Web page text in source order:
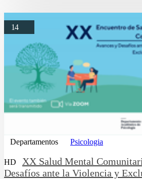
14
Departamentos Psicologia
HD
XX Salud Mental
Desafíos ante la Violencia y